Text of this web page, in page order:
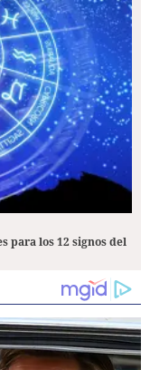
para los 12 signos del